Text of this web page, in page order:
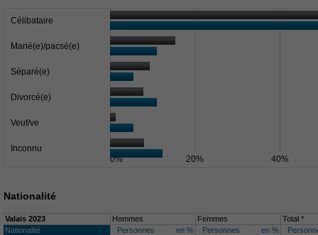
Célibataire
Marié(e)/pacsé(e)
Séparé(e)
Divorcé(e)
Veuf/ve
Inconnu
0%
20% 40%
Nationalité
Valais 2023 Hommes Femmes
Total *
Nationalité
Personnes en % Personnes en %